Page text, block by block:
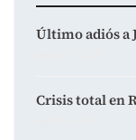
Último adiós a
Crisis total en